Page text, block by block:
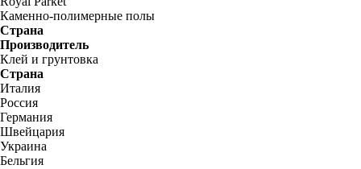
Каменно-полимерные полы
Страна
Производитель
Клей и грунтовка
Страна
Италия
Россия
Германия
Швейцария
Украина
Бельгия